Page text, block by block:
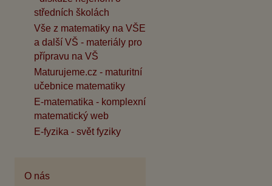
středních školách
Vše z matematiky na VŠE
a další VŠ - materiály pro
přípravu na VŠ
Maturujeme.cz - maturitní
učebnice matematiky
E-matematika - komplexní
matematický web
E-fyzika - svět fyziky
O nás